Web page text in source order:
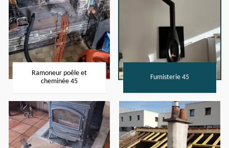
Ramoneur poêle et
cheminée 45
Fumisterie 45